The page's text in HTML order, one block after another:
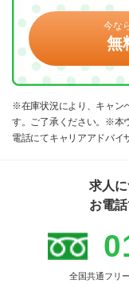
今な
無
※在庫状況により、キャン
す。ご了承ください。※本
電話にてキャリアアドバイ
求人
お電
全国共通フリ